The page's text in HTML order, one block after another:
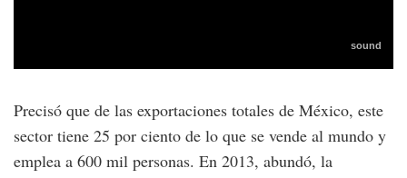
Precisó que de las exportaciones totales de México, este
sector tiene 25 por ciento de lo que se vende al mundo y
emplea a 600 mil personas. En 2013, abundó, la